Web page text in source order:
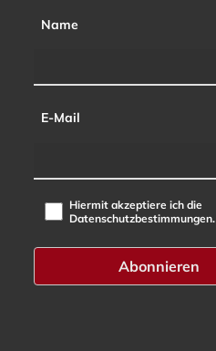
Name
E-Mail
Hiermit akzeptiere ich die
Datenschutzbestimmungen.